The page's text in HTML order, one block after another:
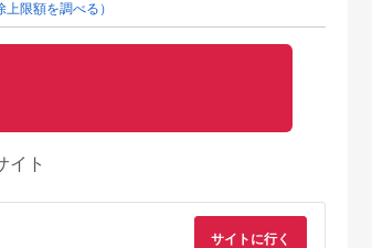
上限額を調べる）
イト
サイトに行く